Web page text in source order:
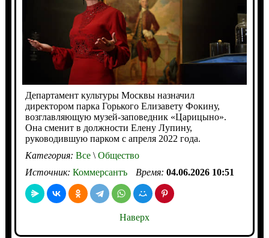
Департамент культуры Москвы назначил
директором парка Горького Елизавету Фокину,
возглавляющую музей-заповедник «Царицыно».
Она сменит в должности Елену Лупину,
руководившую парком с апреля 2022 года.
Категория: Все\Общество
Источник: Коммерсантъ Время: 04.06.2026 10:51
Наверх